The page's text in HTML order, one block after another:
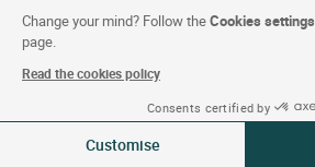
Change your mind? Follow theCookies settings
page.
Read the cookies policy
Consents certified by
Customise
10-11 Ago 2026
2 viaggiatori | 1 camera
CGV
Assistenza
Mappa del sito